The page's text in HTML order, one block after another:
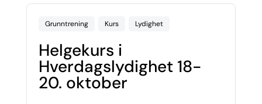
Grunntrening Kurs Lydighet
Helgekurs i
Hverdagslydighet 18-
20. oktober